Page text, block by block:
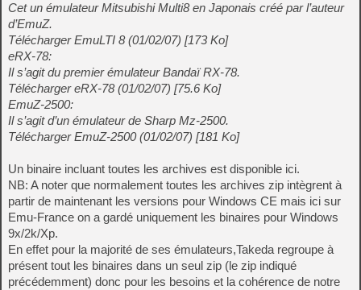
Cet un émulateur Mitsubishi Multi8 en Japonais créé par l’auteur
d’EmuZ.
Télécharger EmuLTI 8 (01/02/07) [173 Ko]
eRX-78:
Il s’agit du premier émulateur Bandaï RX-78.
Télécharger eRX-78 (01/02/07) [75.6 Ko]
EmuZ-2500:
Il s’agit d’un émulateur de Sharp Mz-2500.
Télécharger EmuZ-2500 (01/02/07) [181 Ko]
Un binaire incluant toutes les archives est disponible ici.
NB: A noter que normalement toutes les archives zip intègrent à
partir de maintenant les versions pour Windows CE mais ici sur
Emu-France on a gardé uniquement les binaires pour Windows
9x/2k/Xp.
En effet pour la majorité de ses émulateurs,Takeda regroupe à
présent tout les binaires dans un seul zip (le zip indiqué
précédemment) donc pour les besoins et la cohérence de notre